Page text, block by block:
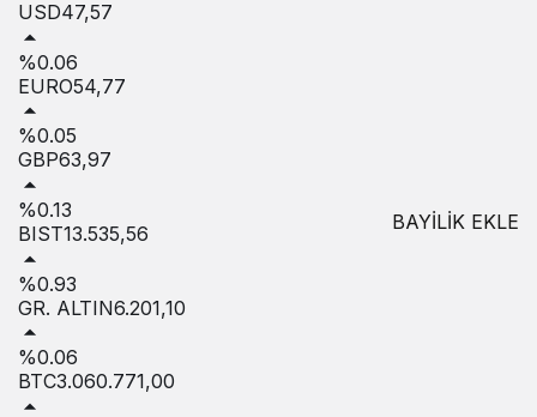
USD47,57
%0.06
EURO54,77
%0.05
GBP63,97
%0.13
BIST13.535,56
%0.93
GR. ALTIN6.201,10
%0.06
BTC3.060.771,00
BAYİLİK EKLE